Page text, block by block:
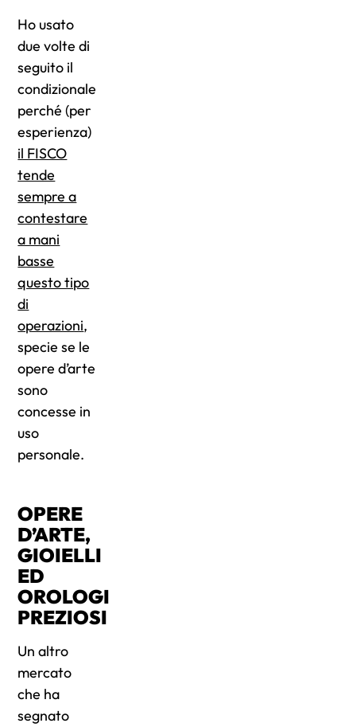
Ho usato
due volte di
seguito il
condizionale
perché (per
esperienza)
il FISCO
tende
sempre a
contestare
a mani
basse
questo tipo
di
operazioni,
specie se le
opere d’arte
sono
concesse in
uso
personale.
OPERE
D’ARTE,
GIOIELLI
ED
OROLOGI
PREZIOSI
Un altro
mercato
che ha
segnato